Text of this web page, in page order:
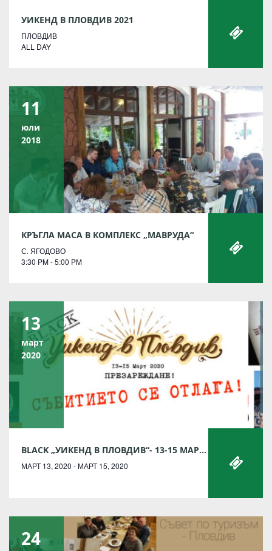
УИКЕНД В ПЛОВДИВ 2021
ПЛОВДИВ
ALL DAY
11
юли
2018
КРЪГЛА МАСА В КОМПЛЕКС „МАВРУДА“
С. ЯГОДОВО
3:30 PM - 5:00 PM
13
март
2020
BLACK „УИКЕНД В ПЛОВДИВ“- 13-15 МАРТ 2020Г.
МАРТ 13, 2020 - МАРТ 15, 2020
24